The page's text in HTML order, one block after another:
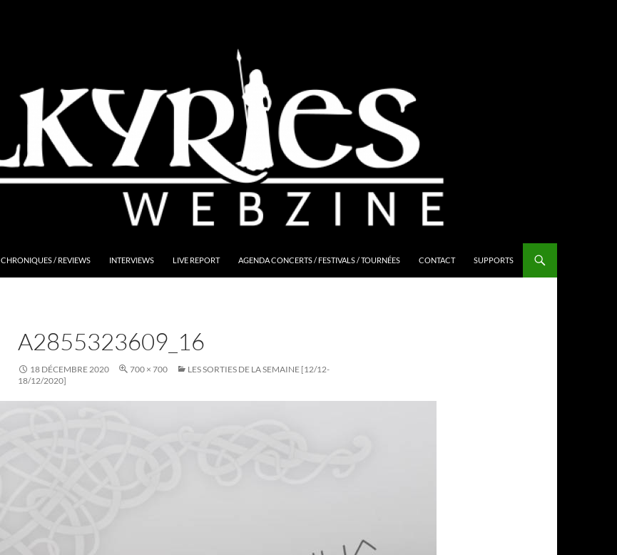
CHRONIQUES / REVIEWS INTERVIEWS LIVE REPORT AGENDA CONCERTS / FESTIVALS / TOURNÉES CONTACT SUPPORTS
A2855323609_16
18 DÉCEMBRE 2020 700 × 700
LES SORTIES DE LA SEMAINE [12/12-
18/12/2020]